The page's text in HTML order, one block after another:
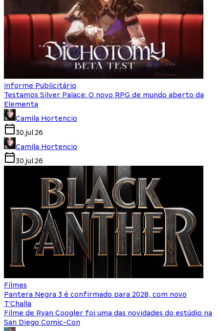
Informe Publicitário
Testamos Silver Palace: O novo RPG de mundo aberto da
Elementa
Camila Hortencio
30.jul.26
Camila Hortencio
30.jul.26
Filmes
Pantera Negra 3 é confirmado para 2028, com novo
T'Challa
Filme de Ryan Coogler foi uma das novidades do estúdio na
San Diego Comic-Con